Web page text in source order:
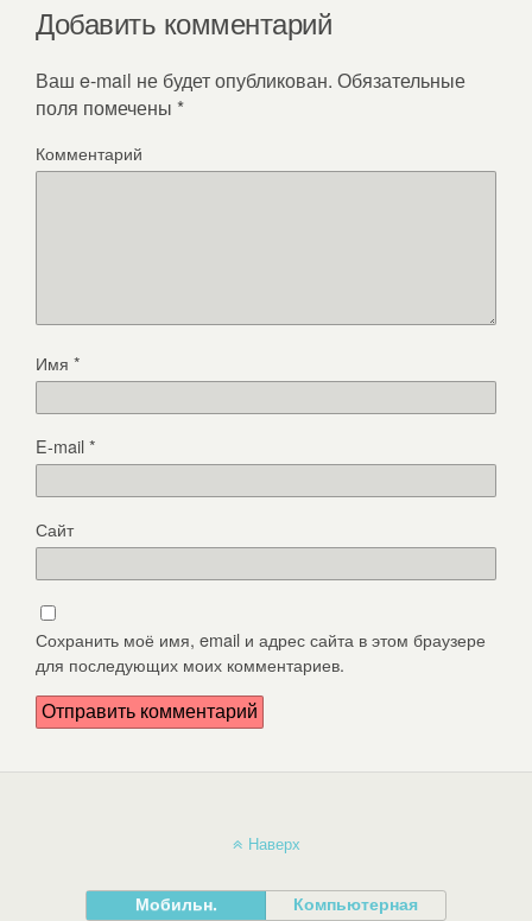
Добавить комментарий
Ваш e-mail не будет опубликован. Обязательные
поля помечены *
Комментарий
Имя *
E-mail*
Сайт
Сохранить моё имя, email и адрес сайта в этом браузере
для последующих моих комментариев.
Наверх
Мобильн. Компьютерная